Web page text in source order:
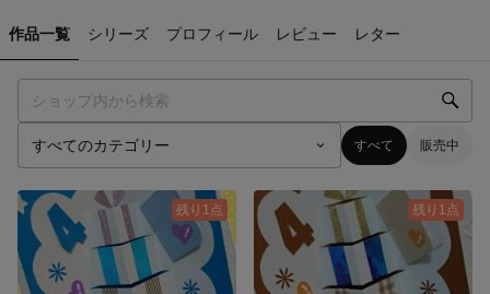
作品一覧 シリーズ プロフィール レビュー レター
すべて 販売中
残り1点 残り1点